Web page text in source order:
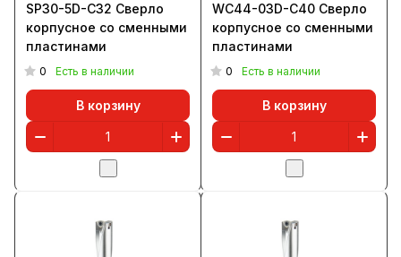
SP30-5D-C32 Сверло
корпусное со сменными
пластинами
0 Есть в наличии
В корзину
WC44-03D-C40 Сверло
корпусное со сменными
пластинами
0 Есть в наличии
В корзину